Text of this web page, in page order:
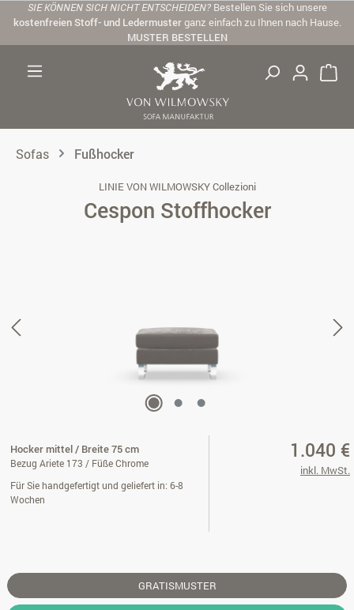
Zum Hauptinhalt springen
SIE KÖNNEN SICH NICHT ENTSCHEIDEN? Bestellen Sie sich unsere
kostenfreien Stoff- und Ledermusterganz einfach zu Ihnen nach Hause.
MUSTER BESTELLEN
Sofas Fußhocker
LINIE VON WILMOWSKY Collezioni
Cespon Stoffhocker
Hocker mittel / Breite 75 cm
Bezug Ariete 173 / Füße Chrome
Für Sie handgefertigt und geliefert in: 6-8
Wochen
1.040 €
inkl. MwSt.
GRATISMUSTER